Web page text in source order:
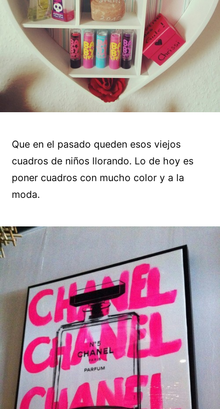
Que en el pasado queden esos viejos
cuadros de niños llorando. Lo de hoy es
poner cuadros con mucho color y a la
moda.